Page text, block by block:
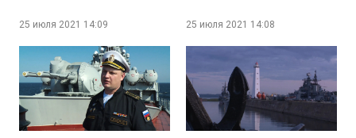
25 июля 2021 14:09
Кулаков»
25 июля 2021 14:08